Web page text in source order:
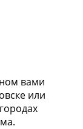
вами
или